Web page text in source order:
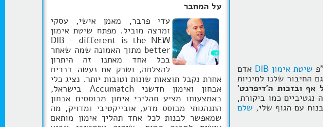
על המחבר
עדי פרבר, מאמן אישי, עסקי
ומרצה מוביל. מפתח שיטת אימון
DIB - different is the NEW
better מתוך האמונה שמה שאחר
בכל אחד מאתנו זה היתרון
להצלחה, ושרק אם נעשה דברים
אחרת נקבל תוצאות שונות וטובות יותר. נציג כלי
אבחון ואימון חדשני Accumatch בישראל,
באמצעותו מציע תהליכי אימון מבוססים אבחון
התנהגותי מבוסס מדע, אובייקטיבי ומדויק, מה
שמאפשר לבנות לכל אחד תהליך אימון מותאם
שיטת אימון DIB
אדם
החיבור שלנו למיניות
ובזכות ה'דיפרנט'
כמו ביקורת,
עם הגוף שלי, שלם